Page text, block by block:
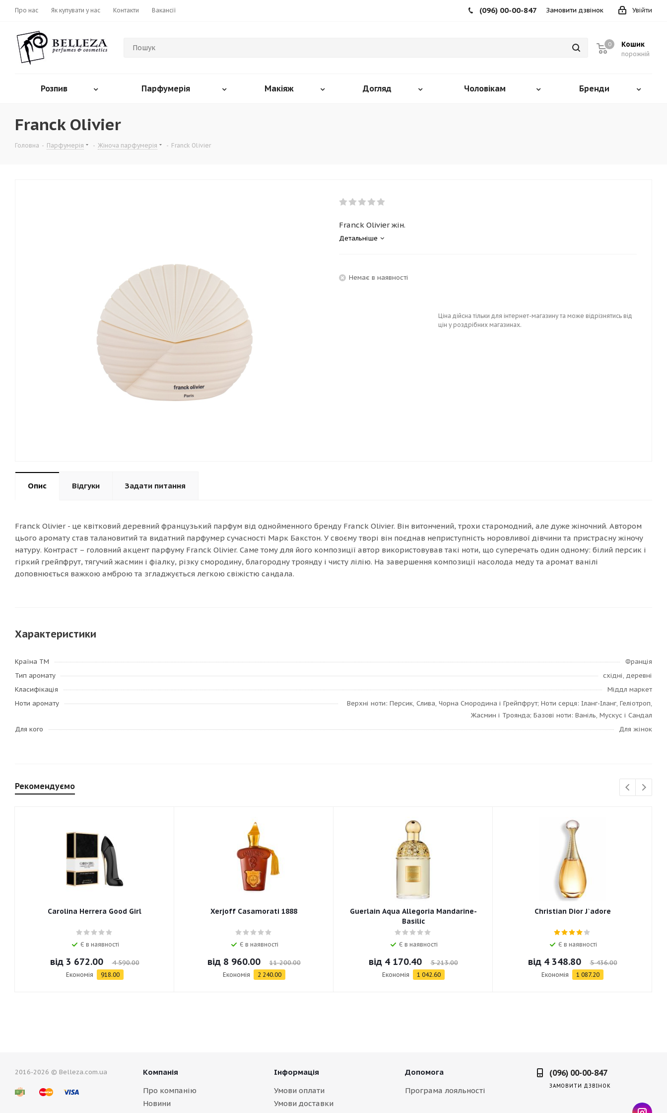
Про нас Як купувати у нас Контакти Вакансії Увійти
(096) 00-00-847 Замовити дзвінок
Кошик
порожній
0
Розпив Парфумерія Макіяж Догляд Чоловікам Бренди
Franck Olivier
Головна - Парфумерія - Жіноча парфумерія - Franck Olivier
Franck Olivier жін.
Детальніше
Немає в наявності
Ціна дійсна тільки для інтернет-магазину та може відрізнятись від
цін у роздрібних магазинах.
Опис Відгуки Задати питання
Franck Olivier - це квітковий деревний французький парфум від однойменного бренду Franck Olivier. Він витончений, трохи старомодний, але дуже жіночний. Автором
цього аромату став талановитий та видатний парфумер сучасності Марк Бакстон. У своєму творі він поєднав неприступність норовливої дівчини та пристрасну жіночу
натуру. Контраст – головний акцент парфуму Franck Olivier. Саме тому для його композиції автор використовував такі ноти, що суперечать один одному: білий персик і
гіркий грейпфрут, тягучий жасмин і фіалку, різку смородину, благородну троянду і чисту лілію. На завершення композиції насолода меду та аромат ванілі
доповнюється важкою амброю та згладжується легкою свіжістю сандала.
Характеристики
Країна ТМ
Франція
Тип аромату
східні, деревні
Класифікація
Міддл маркет
Ноти аромату
Верхні ноти: Персик, Слива, Чорна Смородина і Грейпфрут; Ноти серця: Іланг-Іланг, Геліотроп,
Жасмин і Троянда; Базові ноти: Ваніль, Мускус і Сандал
Для кого
Для жінок
Рекомендуємо
Carolina Herrera Good Girl
Є в наявності
від 3 672.00 4 590.00
Економія 918.00
Xerjoff Casamorati 1888
Є в наявності
від 8 960.00 11 200.00
Економія 2 240.00
Guerlain Aqua Allegoria Mandarine-
Basilic
Є в наявності
від 4 170.40 5 213.00
Економія 1 042.60
Christian Dior J`adore
Є в наявності
від 4 348.80 5 436.00
Економія 1 087.20
2016-2026 © Belleza.com.ua
Компанія
Про компанію
Новини
Інформація
Умови оплати
Умови доставки
Допомога
Програма лояльності
(096) 00-00-847
ЗАМОВИТИ ДЗВІНОК